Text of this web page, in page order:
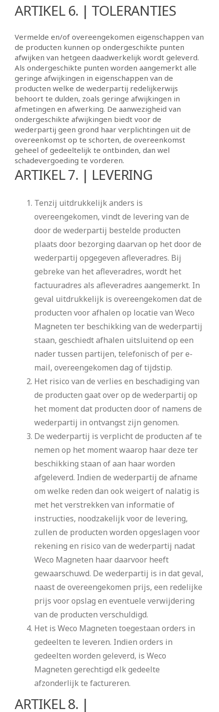
ARTIKEL 6. | TOLERANTIES
Vermelde en/of overeengekomen eigenschappen van
de producten kunnen op ondergeschikte punten
afwijken van hetgeen daadwerkelijk wordt geleverd.
Als ondergeschikte punten worden aangemerkt alle
geringe afwijkingen in eigenschappen van de
producten welke de wederpartij redelijkerwijs
behoort te dulden, zoals geringe afwijkingen in
afmetingen en afwerking. De aanwezigheid van
ondergeschikte afwijkingen biedt voor de
wederpartij geen grond haar verplichtingen uit de
overeenkomst op te schorten, de overeenkomst
geheel of gedeeltelijk te ontbinden, dan wel
schadevergoeding te vorderen.
ARTIKEL 7. | LEVERING
Tenzij uitdrukkelijk anders is
overeengekomen, vindt de levering van de
door de wederpartij bestelde producten
plaats door bezorging daarvan op het door de
wederpartij opgegeven afleveradres. Bij
gebreke van het afleveradres, wordt het
factuuradres als afleveradres aangemerkt. In
geval uitdrukkelijk is overeengekomen dat de
producten voor afhalen op locatie van Weco
Magneten ter beschikking van de wederpartij
staan, geschiedt afhalen uitsluitend op een
nader tussen partijen, telefonisch of per e-
mail, overeengekomen dag of tijdstip.
Het risico van de verlies en beschadiging van
de producten gaat over op de wederpartij op
het moment dat producten door of namens de
wederpartij in ontvangst zijn genomen.
De wederpartij is verplicht de producten af te
nemen op het moment waarop haar deze ter
beschikking staan of aan haar worden
afgeleverd. Indien de wederpartij de afname
om welke reden dan ook weigert of nalatig is
met het verstrekken van informatie of
instructies, noodzakelijk voor de levering,
zullen de producten worden opgeslagen voor
rekening en risico van de wederpartij nadat
Weco Magneten haar daarvoor heeft
gewaarschuwd. De wederpartij is in dat geval,
naast de overeengekomen prijs, een redelijke
prijs voor opslag en eventuele verwijdering
van de producten verschuldigd.
Het is Weco Magneten toegestaan orders in
gedeelten te leveren. Indien orders in
gedeelten worden geleverd, is Weco
Magneten gerechtigd elk gedeelte
afzonderlijk te factureren.
ARTIKEL 8. |